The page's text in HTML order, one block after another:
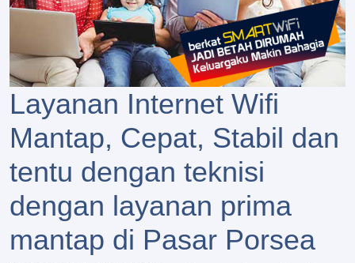
Layanan Internet Wifi
Mantap, Cepat, Stabil dan
tentu dengan teknisi
dengan layanan prima
mantap di Pasar Porsea